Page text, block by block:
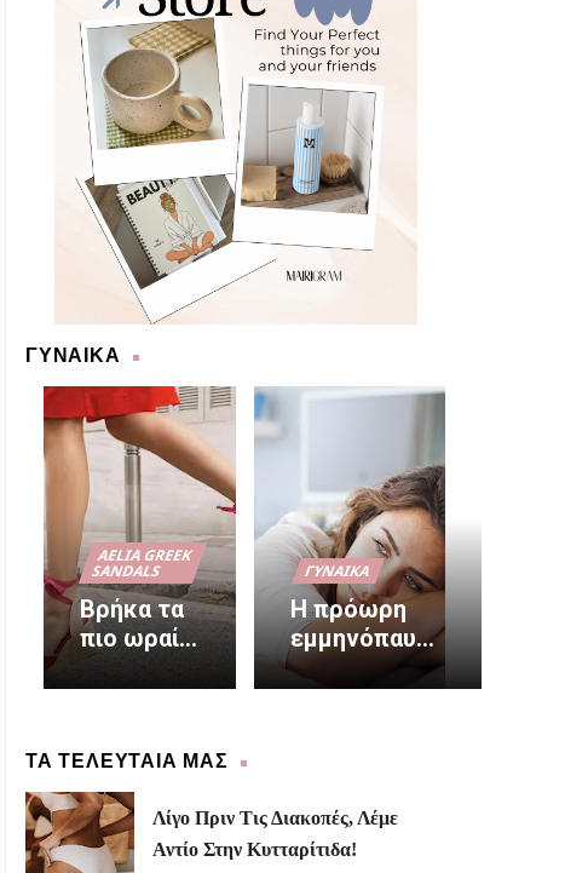
ΓΥΝΑΙΚΑ
AELIA GREEK
SANDALS
Βρήκα τα
πιο ωραία
πέδιλα και
είναι
Greece
ΓΥΝΑΊΚΑ
Η πρόωρη
εμμηνόπαυση
αυξάνει τον
καρδιακό
ΤΑ ΤΕΛΕΥΤΑΙΑ ΜΑΣ
Λίγο Πριν Τις Διακοπές, Λέμε
Αντίο Στην Κυτταρίτιδα!